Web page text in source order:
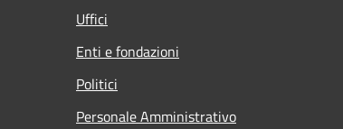
Uffici
Enti e fondazioni
Politici
Personale Amministrativo